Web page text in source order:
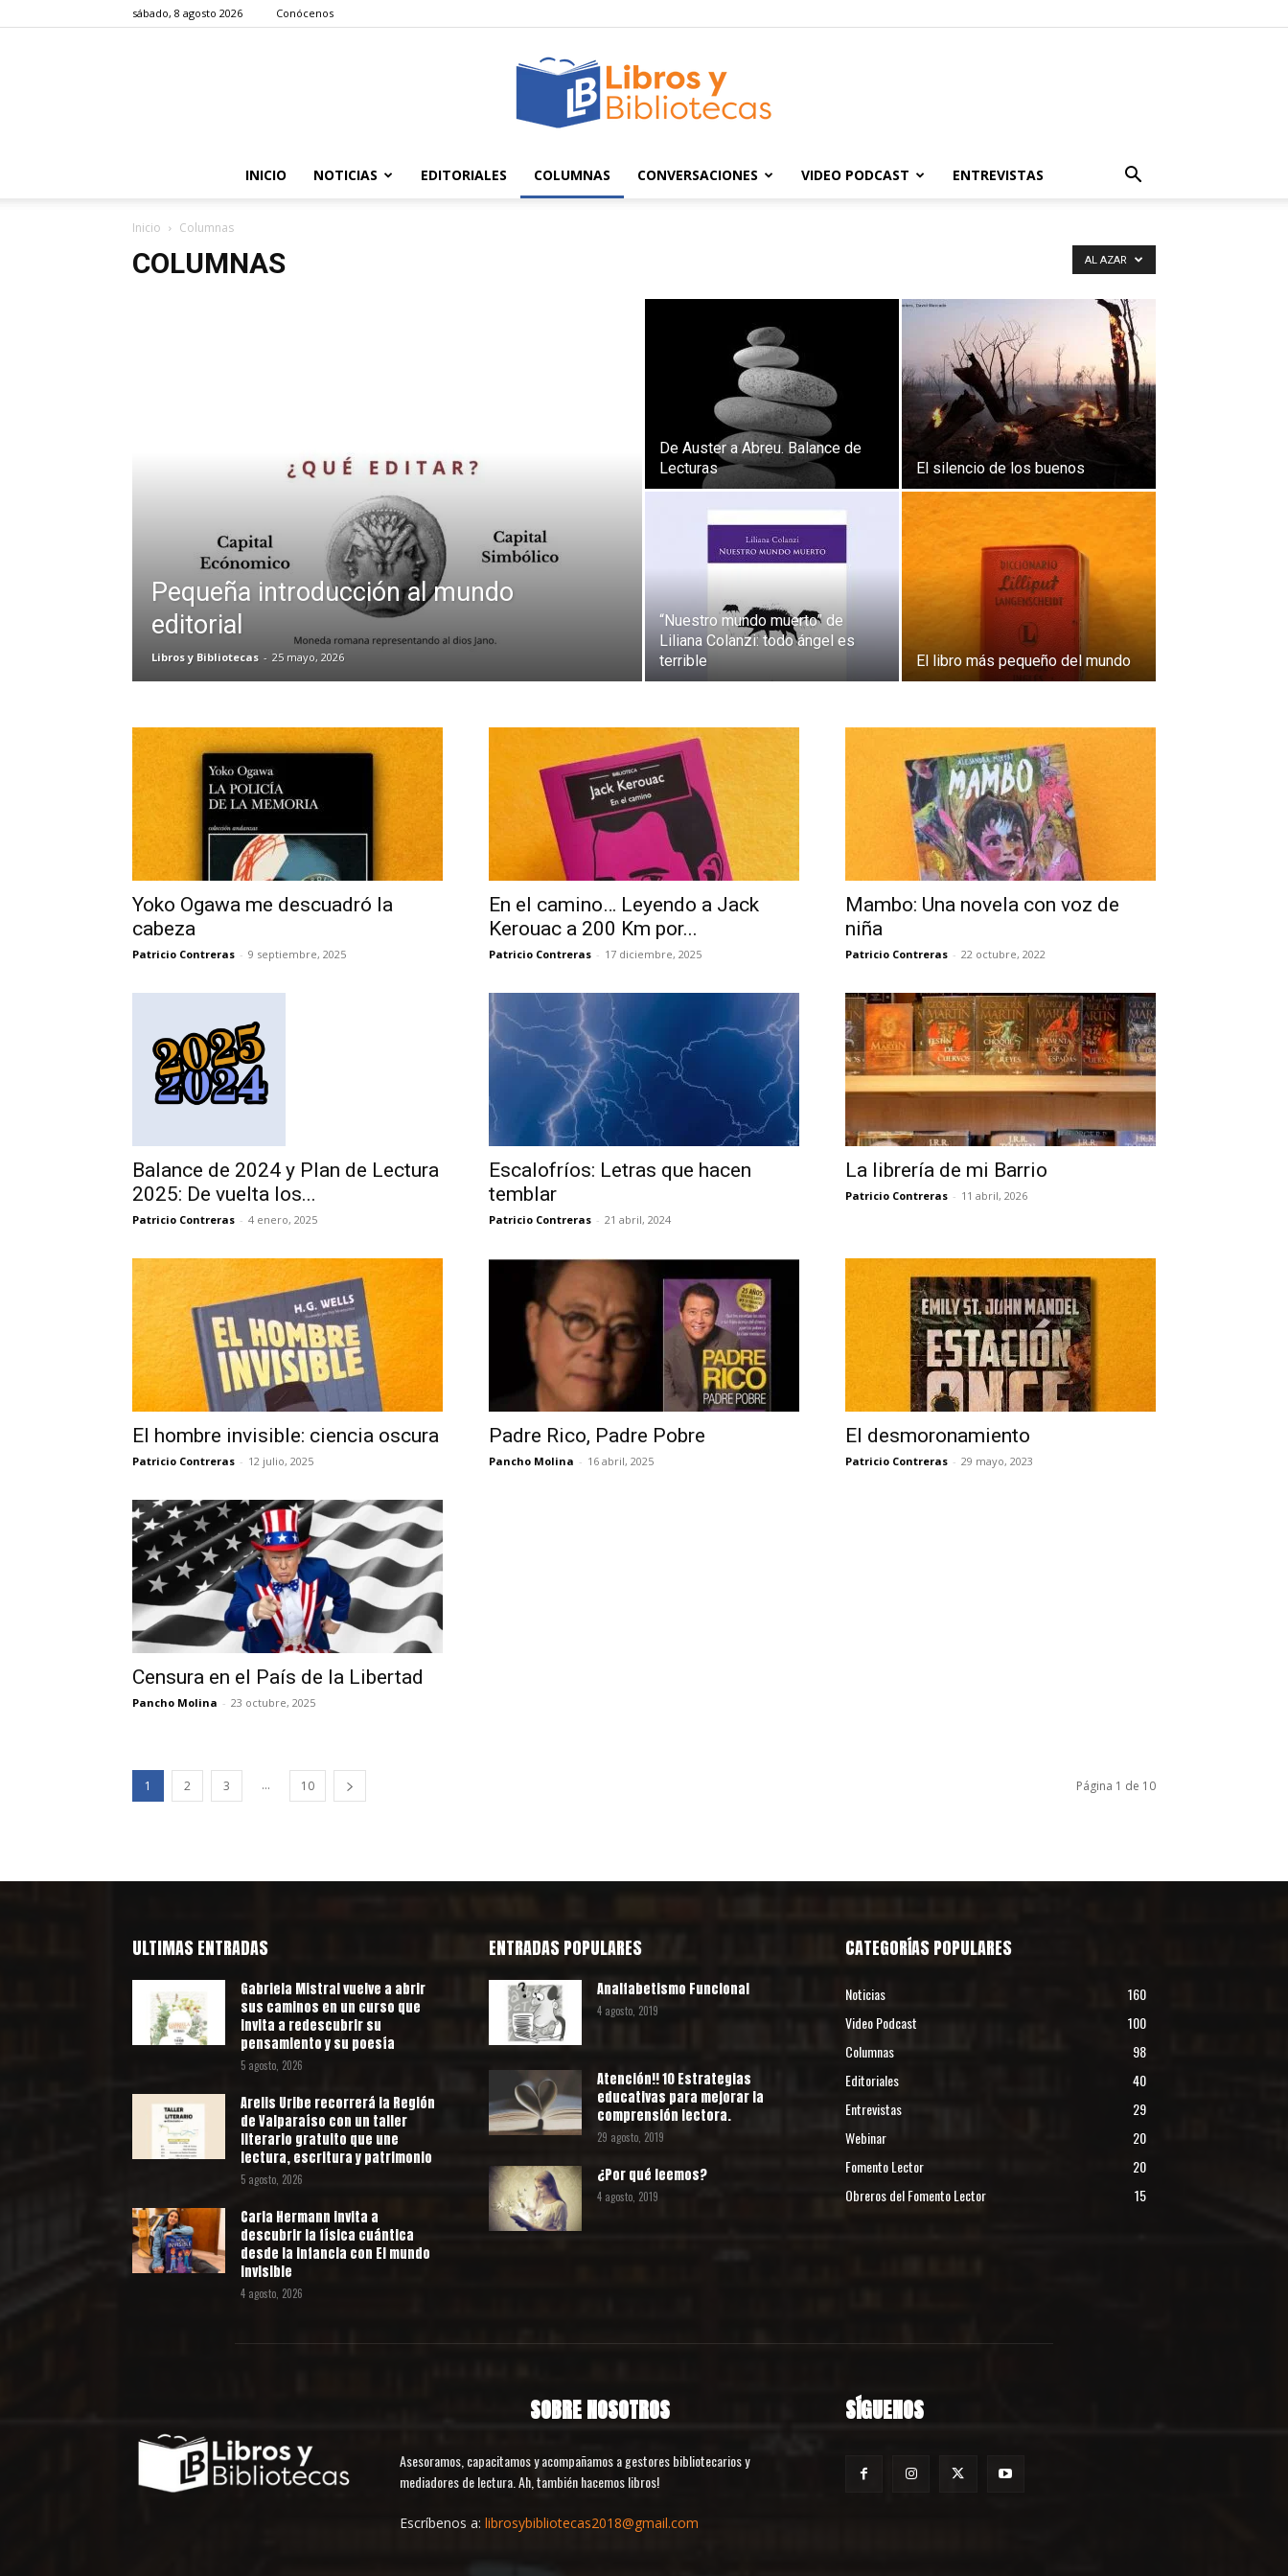
sábado, 8 agosto 2026 Conócenos
Bibliotecas
INICIO NOTICIAS EDITORIALES COLUMNAS CONVERSACIONES VIDEO PODCAST ENTREVISTAS
Inicio Columnas
COLUMNAS AL AZAR
Pequeña introducción al mundo
editorial
Libros y Bibliotecas - 25 mayo, 2026
De Auster a Abreu. Balance de
Lecturas
El silencio de los buenos
“Nuestro mundo muerto” de
Liliana Colanzi: todo ángel es
terrible
El libro más pequeño del mundo
Yoko Ogawa me descuadró la
cabeza
Patricio Contreras - 9 septiembre, 2025
En el camino… Leyendo a Jack
Kerouac a 200 Km por...
Patricio Contreras - 17 diciembre, 2025
Mambo: Una novela con voz de
niña
Patricio Contreras - 22 octubre, 2022
Balance de 2024 y Plan de Lectura
2025: De vuelta los...
Patricio Contreras - 4 enero, 2025
Escalofríos: Letras que hacen
temblar
Patricio Contreras - 21 abril, 2024
La librería de mi Barrio
Patricio Contreras - 11 abril, 2026
El hombre invisible: ciencia oscura
Patricio Contreras - 12 julio, 2025
Padre Rico, Padre Pobre
Pancho Molina - 16 abril, 2025
El desmoronamiento
Patricio Contreras - 29 mayo, 2023
Censura en el País de la Libertad
Pancho Molina - 23 octubre, 2025
1 2 3 ... 10 Página 1 de 10
ULTIMAS ENTRADAS
Gabriela Mistral vuelve a abrir
sus caminos en un curso que
invita a redescubrir su
pensamiento y su poesía
5 agosto, 2026
Arelis Uribe recorrerá la Región
de Valparaíso con un taller
literario gratuito que une
lectura, escritura y patrimonio
5 agosto, 2026
Carla Hermann invita a
descubrir la física cuántica
desde la infancia con El mundo
invisible
4 agosto, 2026
ENTRADAS POPULARES
Analfabetismo Funcional
4 agosto, 2019
Atención!! 10 Estrategias
educativas para mejorar la
comprensión lectora.
29 agosto, 2019
¿Por qué leemos?
4 agosto, 2019
CATEGORÍAS POPULARES
Noticias
160
Video Podcast
100
Columnas
98
Editoriales
40
Entrevistas
29
Webinar
20
Fomento Lector
20
Obreros del Fomento Lector
15
SOBRE NOSOTROS
Asesoramos, capacitamos y acompañamos a gestores bibliotecarios y
mediadores de lectura. Ah, también hacemos libros!
Escríbenos a: librosybibliotecas2018@gmail.com
SÍGUENOS